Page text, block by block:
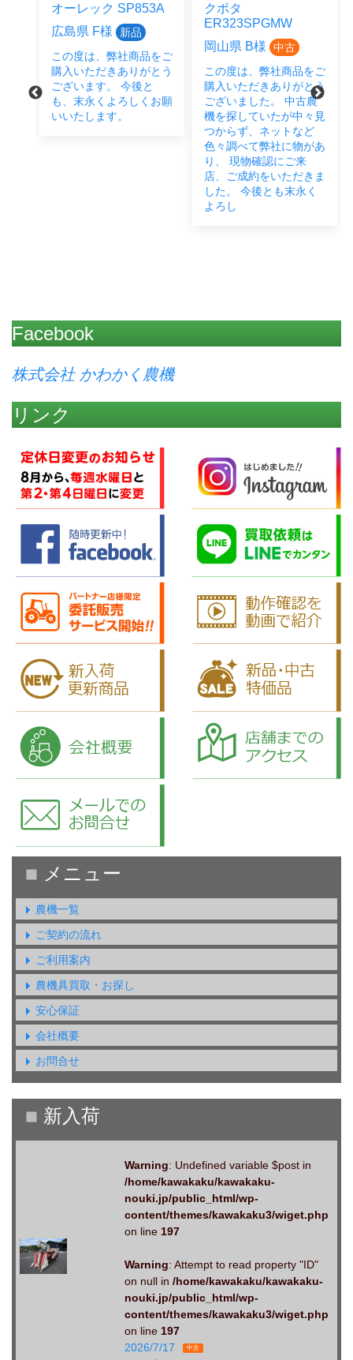
オーレック SP853A
広島県 F様
新品
この度は、弊社商品をご
購入いただきありがとう
ございます。 今後と
も、末永くよろしくお願
いいたします。
クボタ
ER323SPGMW
岡山県 B様
中古
この度は、弊社商品をご
購入いただきありがとう
ございました。 中古農
機を探していたが中々見
つからず、ネットなど
色々調べて弊社に物があ
り、 現物確認にご来
店、ご成約をいただきま
した。 今後とも末永く
よろし
Facebook
株式会社 かわかく農機
リンク
農機一覧
ご契約の流れ
ご利用案内
農機具買取・お探し
安心保証
会社概要
お問合せ
Warning: Undefined variable $post in
/home/kawakaku/kawakaku-
nouki.jp/public_html/wp-
content/themes/kawakaku3/wiget.php
on line 197
Warning: Attempt to read property "ID"
on null in /home/kawakaku/kawakaku-
nouki.jp/public_html/wp-
content/themes/kawakaku3/wiget.php
on line 197
2026/7/17
中古